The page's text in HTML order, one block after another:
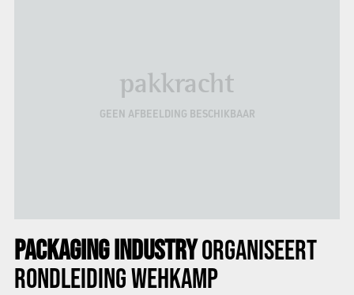
pakkracht
GEEN AFBEELDING BESCHIKBAAR
PACKAGING INDUSTRYORGANISEERT
RONDLEIDINGWEHKAMP